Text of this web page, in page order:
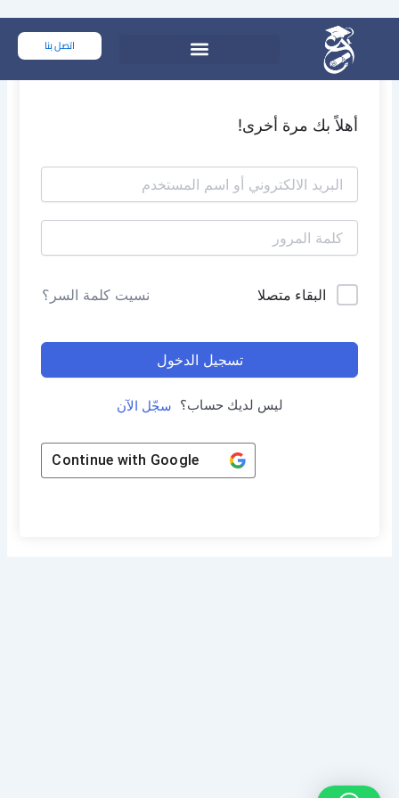
المحتوى
اتصل بنا
أهلاً بك مرة أخرى!
البقاء متصلا نسيت كلمة السر؟
تسجيل الدخول
ليس لديك حساب؟ سجّل الآن
Continue with Google